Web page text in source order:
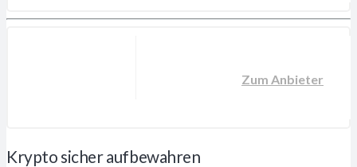
Zum Anbieter
Krypto sicher aufbewahren